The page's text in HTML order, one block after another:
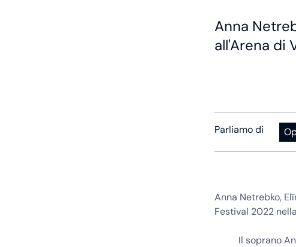
Anna
all'Arena di
Parliamo di
Anna Netrebko,
Festival 2022
Il soprano